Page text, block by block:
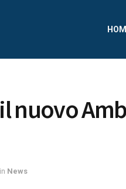
nuovo
in News